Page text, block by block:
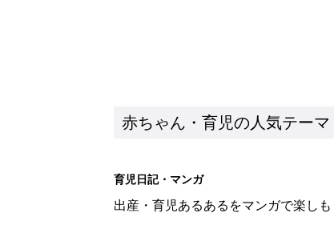
ひよこクラブ の読者アン
赤ちゃん・育児